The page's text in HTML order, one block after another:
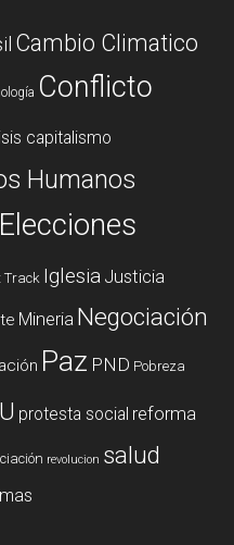
Cambio Climatico
Conflicto
capitalismo
Humanos
Elecciones
Track Iglesia Justicia
Mineria Negociación
Paz PND Pobreza
protesta social reforma
revolucion salud